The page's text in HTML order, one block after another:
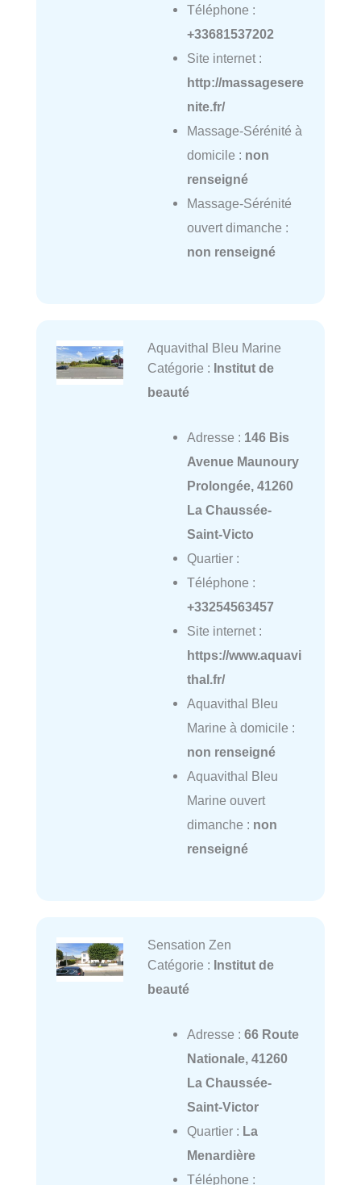
Téléphone :
+33681537202
Site internet :
http://massagesere
nite.fr/
Massage-Sérénité à
domicile : non
renseigné
Massage-Sérénité
ouvert dimanche :
non renseigné
Aquavithal Bleu Marine
Catégorie : Institut de
beauté
Adresse : 146 Bis
Avenue Maunoury
Prolongée, 41260
La Chaussée-
Saint-Victo
Quartier :
Téléphone :
+33254563457
Site internet :
https://www.aquavi
thal.fr/
Aquavithal Bleu
Marine à domicile :
non renseigné
Aquavithal Bleu
Marine ouvert
dimanche : non
renseigné
Sensation Zen
Catégorie : Institut de
beauté
Adresse : 66 Route
Nationale, 41260
La Chaussée-
Saint-Victor
Quartier : La
Menardière
Téléphone :